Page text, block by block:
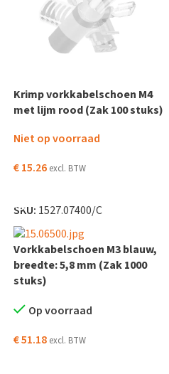
Krimp vorkkabelschoen M4
met lijm rood (Zak 100 stuks)
Niet op voorraad
€15.26 excl. BTW
SKU: 1527.07400/C
Vorkkabelschoen M3 blauw,
breedte: 5,8 mm (Zak 1000
stuks)
Op voorraad
€51.18 excl. BTW